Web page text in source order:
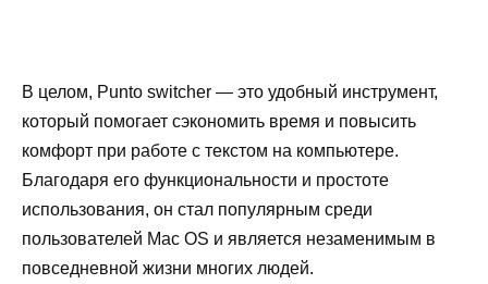
В целом, Punto switcher — это удобный инструмент,
который помогает сэкономить время и повысить
комфорт при работе с текстом на компьютере.
Благодаря его функциональности и простоте
использования, он стал популярным среди
пользователей Mac OS и является незаменимым в
повседневной жизни многих людей.